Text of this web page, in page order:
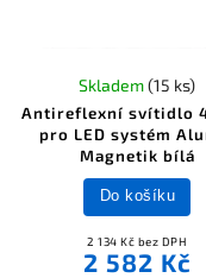
Antireflexní svítidlo
pro LED systém
Magnetik bílá
Skladem(15 ks)
2 134 Kč bez DPH
2 582 Kč
Do košíku